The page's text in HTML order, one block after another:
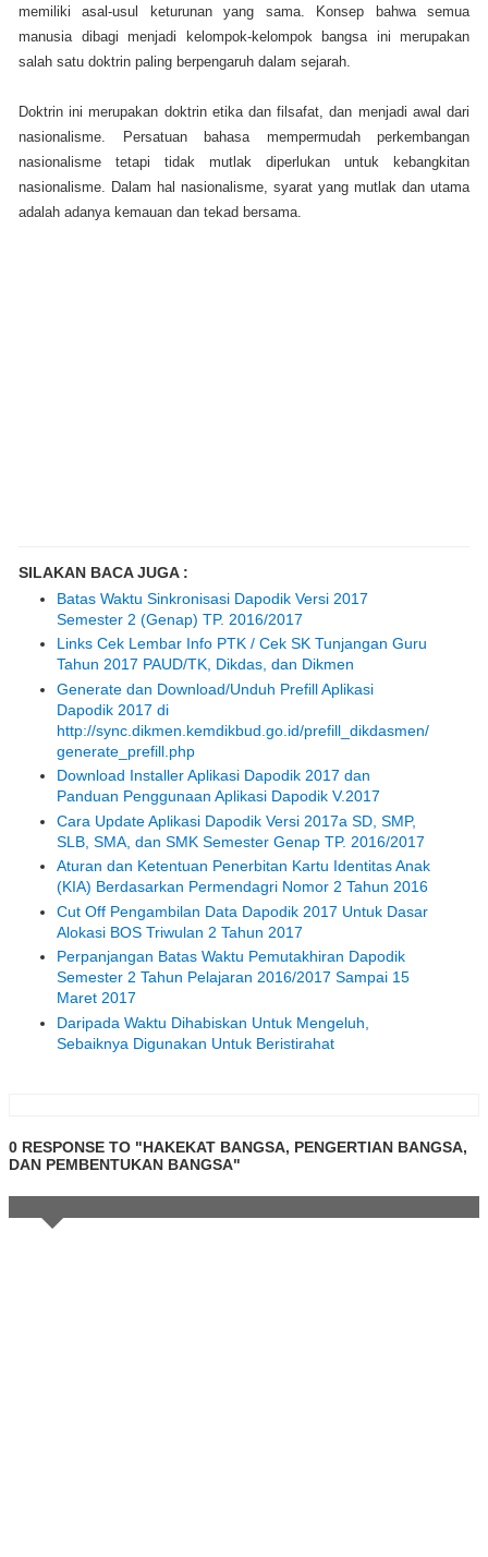
memiliki asal-usul keturunan yang sama. Konsep bahwa semua
manusia dibagi menjadi kelompok-kelompok bangsa ini merupakan
salah satu doktrin paling berpengaruh dalam sejarah.
Doktrin ini merupakan doktrin etika dan filsafat, dan menjadi awal dari
nasionalisme. Persatuan bahasa mempermudah perkembangan
nasionalisme tetapi tidak mutlak diperlukan untuk kebangkitan
nasionalisme. Dalam hal nasionalisme, syarat yang mutlak dan utama
adalah adanya kemauan dan tekad bersama.
SILAKAN BACA JUGA :
Batas Waktu Sinkronisasi Dapodik Versi 2017
Semester 2 (Genap) TP. 2016/2017
Links Cek Lembar Info PTK / Cek SK Tunjangan Guru
Tahun 2017 PAUD/TK, Dikdas, dan Dikmen
Generate dan Download/Unduh Prefill Aplikasi
Dapodik 2017 di
http://sync.dikmen.kemdikbud.go.id/prefill_dikdasmen/
generate_prefill.php
Download Installer Aplikasi Dapodik 2017 dan
Panduan Penggunaan Aplikasi Dapodik V.2017
Cara Update Aplikasi Dapodik Versi 2017a SD, SMP,
SLB, SMA, dan SMK Semester Genap TP. 2016/2017
Aturan dan Ketentuan Penerbitan Kartu Identitas Anak
(KIA) Berdasarkan Permendagri Nomor 2 Tahun 2016
Cut Off Pengambilan Data Dapodik 2017 Untuk Dasar
Alokasi BOS Triwulan 2 Tahun 2017
Perpanjangan Batas Waktu Pemutakhiran Dapodik
Semester 2 Tahun Pelajaran 2016/2017 Sampai 15
Maret 2017
Daripada Waktu Dihabiskan Untuk Mengeluh,
Sebaiknya Digunakan Untuk Beristirahat
0 RESPONSE TO "HAKEKAT BANGSA, PENGERTIAN BANGSA,
DAN PEMBENTUKAN BANGSA"